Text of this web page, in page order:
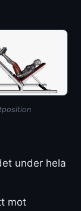
under hela
mot